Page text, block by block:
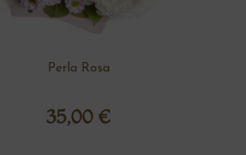
Perla Rosa
35,00 €